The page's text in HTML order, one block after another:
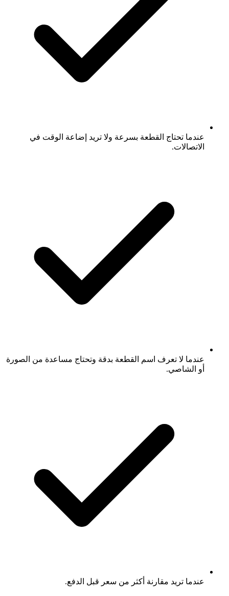
عندما تحتاج القطعة بسرعة ولا تريد إضاعة الوقت في
الاتصالات.
عندما لا تعرف اسم القطعة بدقة وتحتاج مساعدة من الصورة
أو الشاصي.
عندما تريد مقارنة أكثر من سعر قبل الدفع.